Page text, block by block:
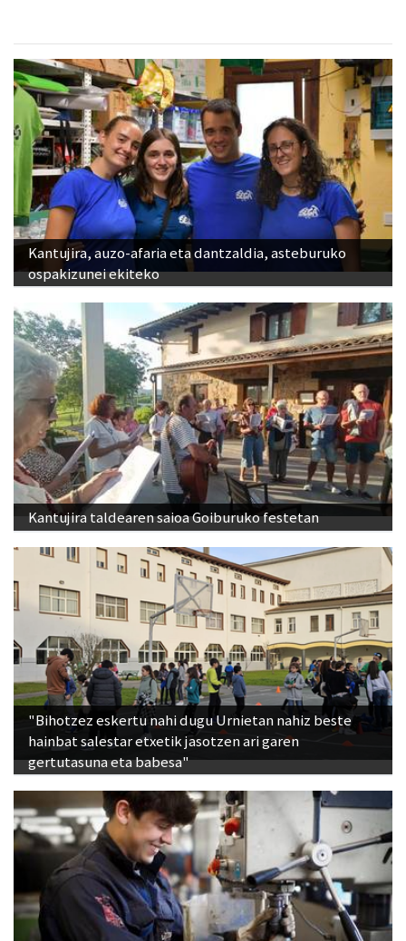
Kantujira, auzo-afaria eta dantzaldia, asteburuko
ospakizunei ekiteko
Kantujira taldearen saioa Goiburuko festetan
"Bihotzez eskertu nahi dugu Urnietan nahiz beste
hainbat salestar etxetik jasotzen ari garen
gertutasuna eta babesa"